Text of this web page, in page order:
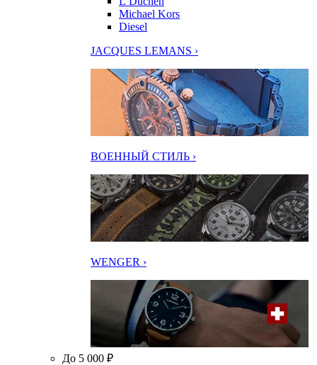
Michael Kors
Diesel
JACQUES LEMANS ›
ВОЕННЫЙ СТИЛЬ ›
WENGER ›
До 5 000 ₽